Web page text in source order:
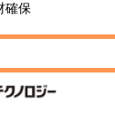
確保